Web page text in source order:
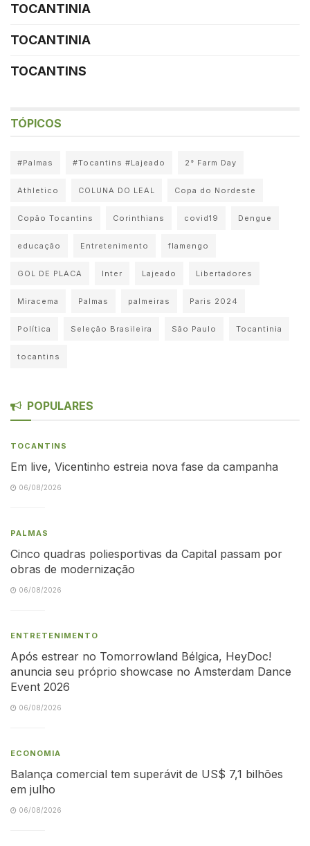
TOCANTINIA
TOCANTINIA
TOCANTINS
TÓPICOS
#Palmas #Tocantins #Lajeado 2° Farm Day
Athletico COLUNA DO LEAL Copa do Nordeste
Copão Tocantins Corinthians covid19 Dengue
educação Entretenimento flamengo
GOL DE PLACA Inter Lajeado Libertadores
Miracema Palmas palmeiras Paris 2024
Política Seleção Brasileira São Paulo Tocantinia
tocantins
POPULARES
TOCANTINS
Em live, Vicentinho estreia nova fase da campanha
06/08/2026
PALMAS
Cinco quadras poliesportivas da Capital passam por
obras de modernização
06/08/2026
ENTRETENIMENTO
Após estrear no Tomorrowland Bélgica, HeyDoc!
anuncia seu próprio showcase no Amsterdam Dance
Event 2026
06/08/2026
ECONOMIA
Balança comercial tem superávit de US$ 7,1 bilhões
em julho
06/08/2026